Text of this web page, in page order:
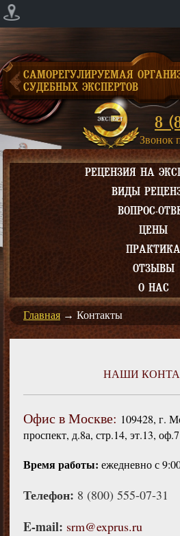
САМОРЕГУЛИРУЕМАЯ
СУДЕБНЫХ ЭКСПЕРТОВ
8
Звонок
РЕЦЕНЗИЯ НА
ВИДЫ
ВОПРОС-
ЦЕНЫ
ПРАКТИКА
ОТЗЫВЫ
О НАС
Главная → Контакты
НАШИ
Офис в Москве: 109428, г.
проспект, д.8а, стр.14, эт.13, оф.7
Время работы: ежедневно с
Телефон: 8 (800) 555-07-31
E-mail: srm@exprus.ru